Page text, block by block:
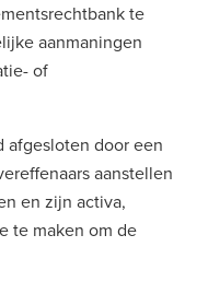
te
aanmaningen
of
afgesloten door een
aanstellen
en zijn activa,
te maken om de